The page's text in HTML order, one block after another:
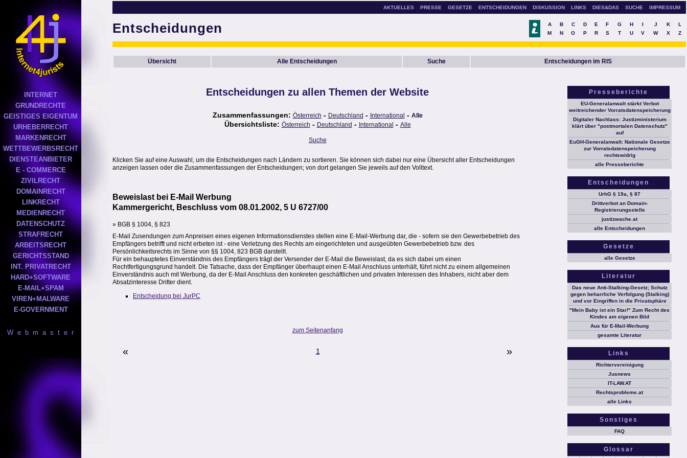
INTERNET
GRUNDRECHTE
GEISTIGES EIGENTUM
URHEBERRECHT
MARKENRECHT
WETTBEWERBSRECHT
DIENSTEANBIETER
E - COMMERCE
ZIVILRECHT
DOMAINRECHT
LINKRECHT
MEDIENRECHT
DATENSCHUTZ
STRAFRECHT
ARBEITSRECHT
GERICHTSSTAND
INT. PRIVATRECHT
HARD+SOFTWARE
E-MAIL+SPAM
VIREN+MALWARE
E-GOVERNMENT
W e b m a s t e r
AKTUELLES PRESSE GESETZE ENTSCHEIDUNGEN DISKUSSION LINKS DIES&DAS SUCHE IMPRESSUM
Entscheidungen A B C D E F G H I J K
L
M
N O P R S T U V W X Z
Übersicht Alle Entscheidungen Suche Entscheidungen im RIS
Entscheidungen zu allen Themen der Website
Zusammenfassungen: Österreich - Deutschland - International - Alle
Übersichtsliste: Österreich - Deutschland - International - Alle
Suche
Klicken Sie auf eine Auswahl, um die Entscheidungen nach Ländern zu sortieren. Sie können sich dabei nur eine Übersicht aller Entscheidungen
anzeigen lassen oder die Zusammenfassungen der Entscheidungen; von dort gelangen Sie jeweils auf den Volltext.
Beweislast bei E-Mail Werbung
Kammergericht, Beschluss vom 08.01.2002, 5 U 6727/00
» BGB § 1004, § 823
E-Mail Zusendungen zum Anpreisen eines eigenen Informationsdienstes stellen eine E-Mail-Werbung dar, die - sofern sie den Gewerbebetrieb des
Empfängers betrifft und nicht erbeten ist - eine Verletzung des Rechts am eingerichteten und ausgeübten Gewerbebetrieb bzw. des
Persönlichkeitsrechts im Sinne von §§ 1004, 823 BGB darstellt.
Für ein behauptetes Einverständnis des Empfängers trägt der Versender der E-Mail die Beweislast, da es sich dabei um einen
Rechtfertigungsgrund handelt. Die Tatsache, dass der Empfänger überhaupt einen E-Mail Anschluss unterhält, führt nicht zu einem allgemeinen
Einverständnis auch mit Werbung, da der E-Mail Anschluss den konkreten geschäftlichen und privaten Interessen des Inhabers, nicht aber dem
Absatzinteresse Dritter dient.
Entscheidung bei JurPC
zum Seitenanfang
« 1 »
Presseberichte
EU-Generalanwalt stärkt Verbot
weitreichender Vorratsdatenspeicherung
Digitaler Nachlass: Justizministerium
klärt über "postmortalen Datenschutz"
auf
EuGH-Generalanwalt: Nationale Gesetze
zur Vorratsdatenspeicherung
rechtswidrig
alle Presseberichte
Entscheidungen
UrhG § 19a, § 87
Drittverbot an Domain-
Registrierungsstelle
justizwache.at
alle Entscheidungen
Gesetze
alle Gesetze
Literatur
Das neue Anti-Stalking-Gesetz; Schutz
gegen beharrliche Verfolgung (Stalking)
und vor Eingriffen in die Privatsphäre
"Mein Baby ist ein Star!" Zum Recht des
Kindes am eigenen Bild
Aus für E-Mail-Werbung
gesamte Literatur
Links
Richtervereinigung
Jusnews
IT-LAW.AT
Rechtsprobleme.at
alle Links
Sonstiges
FAQ
Glossar